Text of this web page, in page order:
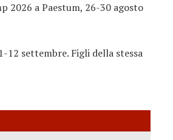
2026 a Paestum, 26-30 agosto
12 settembre. Figli della stessa